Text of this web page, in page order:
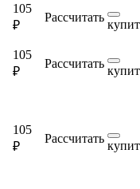
105
₽
Рассчитать
105
₽
Рассчитать
105
₽
Рассчитать